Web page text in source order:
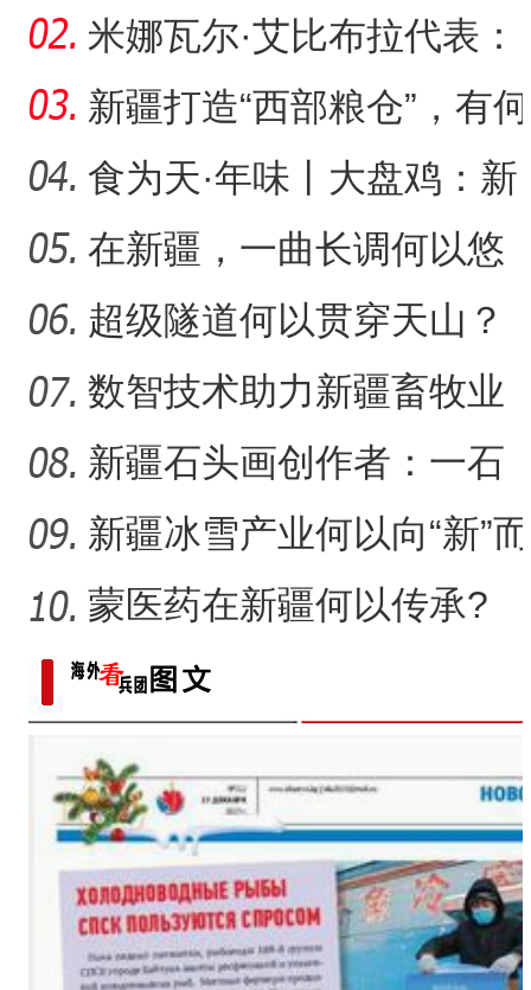
谐”，新疆何以在“死亡
米娜瓦尔·艾比布拉代表：
让少数民族古籍文字“活
新疆打造“西部粮仓”，有何
支撑？
食为天·年味丨大盘鸡：新
疆春节餐桌上的年味担当
在新疆，一曲长调何以悠
扬？
超级隧道何以贯穿天山？
数智技术助力新疆畜牧业
走“新”路
新疆石头画创作者：一石
一画乐在其中
新疆冰雪产业何以向“新”而
行？
蒙医药在新疆何以传承?